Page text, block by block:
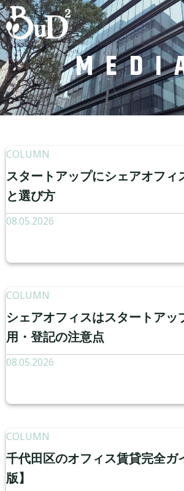
COLUMN
スタートアップにシェアオフィ
と選び方
08.05.2026
COLUMN
シェアオフィスはスタートアッ
用・登記の注意点
08.05.2026
COLUMN
千代田区のオフィス賃貸完全ガ
版】